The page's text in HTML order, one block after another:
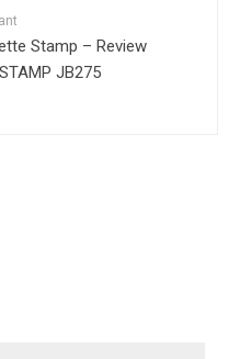
Stamp – Review
JB275